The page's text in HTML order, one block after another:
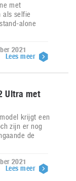
met
als selfie
alone
2021
Lees meer
Ultra met
krijgt een
zijn er nog
de
2021
Lees meer